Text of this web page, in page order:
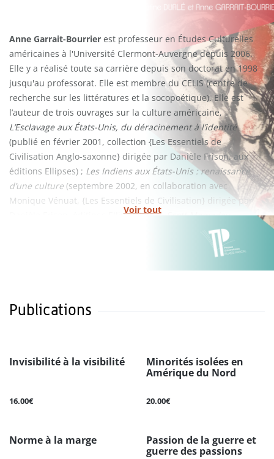
Voir tout
Anne Garrait-Bourrier est professeur en Études Culturelles
américaines à l'Université Clermont-Auvergne depuis 2006.
Elle y a réalisé toute sa carrière depuis son doctorat en 1998
jusqu'au professorat. Elle est membre du CELIS (centre de
recherche sur les littératures et la socopoétique). Elle est
l’auteur de trois ouvrages sur la culture américaine,
L’Esclavage aux États-Unis, du déracinement à l’identité
(publié en février 2001, collection {Les Essentiels de
Civilisation Anglo-saxonne} dirigée par Danièle Frison, aux
éditions Ellipses) ; Les Indiens aux États-Unis : renaissance
d’une culture (septembre 2002, en collaboration avec
Monique Vénuat, {Les Essentiels de Civilisation} dirigée par
Danièle Frison, éditions Ellipses) etN. ScottMomaday,
(collection {Littératures} dirigée
par Alain Montandon, Presses Universitaires Blaise-Pascal,
Publications
Invisibilité à la visibilité
16.00€
Minorités isolées en
Amérique du Nord
20.00€
Norme à la marge
Passion de la guerre et
guerre des passions